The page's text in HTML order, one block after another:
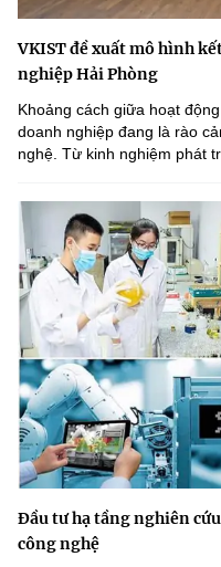
VKIST đề xuất mô hình
nghiệp Hải Phòng
Khoảng cách giữa hoạt
doanh nghiệp đang là rào
nghệ. Từ kinh nghiệm phát
Đầu tư hạ tầng nghiên
công nghệ